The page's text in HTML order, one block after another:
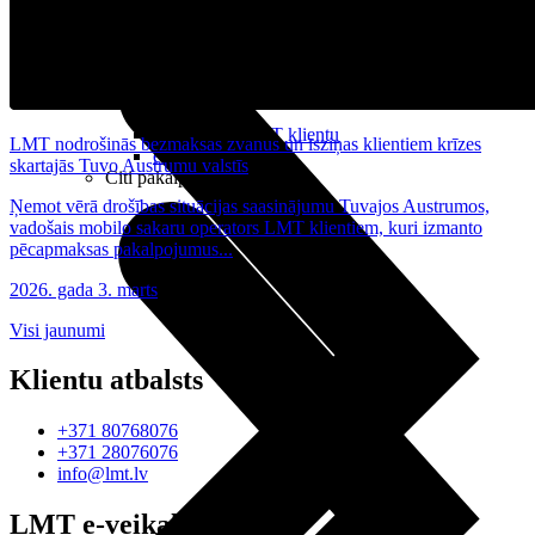
Kā kļūt par LMT klientu
eSIM tehnoloģija
Citi pakalpojumi
LMT nodrošinās bezmaksas zvanus un īsziņas klientiem krīzes
skartajās Tuvo Austrumu valstīs
Ņemot vērā drošības situācijas saasinājumu Tuvajos Austrumos,
vadošais mobilo sakaru operators LMT klientiem, kuri izmanto
pēcapmaksas pakalpojumus...
2026. gada 3. marts
Visi jaunumi
Klientu atbalsts
+371 80768076
+371 28076076
info@lmt.lv
LMT e-veikals